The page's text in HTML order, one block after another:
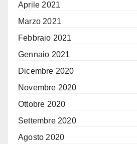
Aprile 2021
Marzo 2021
Febbraio 2021
Gennaio 2021
Dicembre 2020
Novembre 2020
Ottobre 2020
Settembre 2020
Agosto 2020